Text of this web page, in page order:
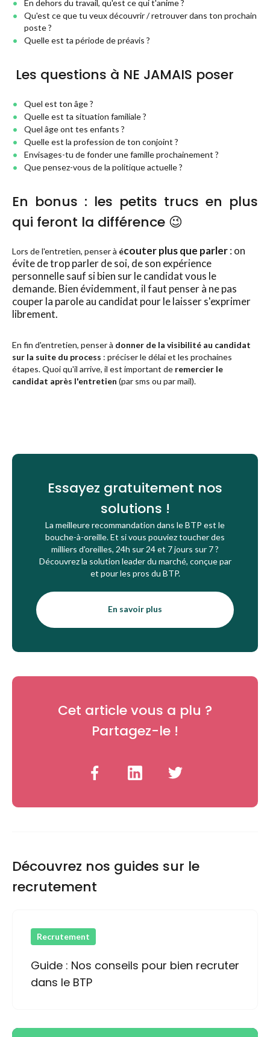
En dehors du travail, qu'est ce qui t'anime ?
Qu'est ce que tu veux découvrir / retrouver dans ton prochain
poste ?
Quelle est ta période de préavis ?
Les questions à NE JAMAIS poser
Quel est ton âge ?
Quelle est ta situation familiale ?
Quel âge ont tes enfants ?
Quelle est la profession de ton conjoint ?
Envisages-tu de fonder une famille prochainement ?
Que pensez-vous de la politique actuelle ?
En bonus : les petits trucs en plus
qui feront la différence 😉
Lors de l'entretien, penser à écouter plus que parler: on
évite de trop parler de soi, de son expérience
personnelle sauf si bien sur le candidat vous le
demande. Bien évidemment, il faut penser à ne pas
couper la parole au candidat pour le laisser s'exprimer
librement.
En fin d'entretien, penser à donner de la visibilité au candidat
sur la suite du process : préciser le délai et les prochaines
étapes. Quoi qu'il arrive, il est important de remercier le
candidat après l'entretien (par sms ou par mail).
Essayez gratuitement nos
solutions !
La meilleure recommandation dans le BTP est le
bouche-à-oreille. Et si vous pouviez toucher des
milliers d'oreilles, 24h sur 24 et 7 jours sur 7 ?
Découvrez la solution leader du marché, conçue par
et pour les pros du BTP.
En savoir plus
Cet article vous a plu ?
Partagez-le !
Découvrez nos guides sur le
recrutement
Recrutement
Guide : Nos conseils pour bien recruter
dans le BTP